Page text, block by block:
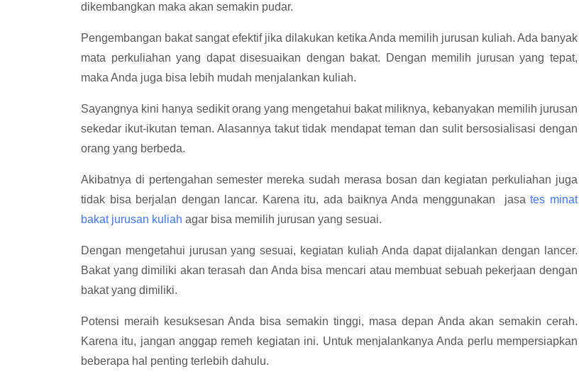
dikembangkan maka akan semakin pudar.
Pengembangan bakat sangat efektif jika dilakukan ketika Anda memilih jurusan kuliah. Ada banyak
mata perkuliahan yang dapat disesuaikan dengan bakat. Dengan memilih jurusan yang tepat,
maka Anda juga bisa lebih mudah menjalankan kuliah.
Sayangnya kini hanya sedikit orang yang mengetahui bakat miliknya, kebanyakan memilih jurusan
sekedar ikut-ikutan teman. Alasannya takut tidak mendapat teman dan sulit bersosialisasi dengan
orang yang berbeda.
Akibatnya di pertengahan semester mereka sudah merasa bosan dan kegiatan perkuliahan juga
tidak bisa berjalan dengan lancar. Karena itu, ada baiknya Anda menggunakan jasates minat
bakat jurusan kuliah agar bisa memilih jurusan yang sesuai.
Dengan mengetahui jurusan yang sesuai, kegiatan kuliah Anda dapat dijalankan dengan lancer.
Bakat yang dimiliki akan terasah dan Anda bisa mencari atau membuat sebuah pekerjaan dengan
bakat yang dimiliki.
Potensi meraih kesuksesan Anda bisa semakin tinggi, masa depan Anda akan semakin cerah.
Karena itu, jangan anggap remeh kegiatan ini. Untuk menjalankanya Anda perlu mempersiapkan
beberapa hal penting terlebih dahulu.